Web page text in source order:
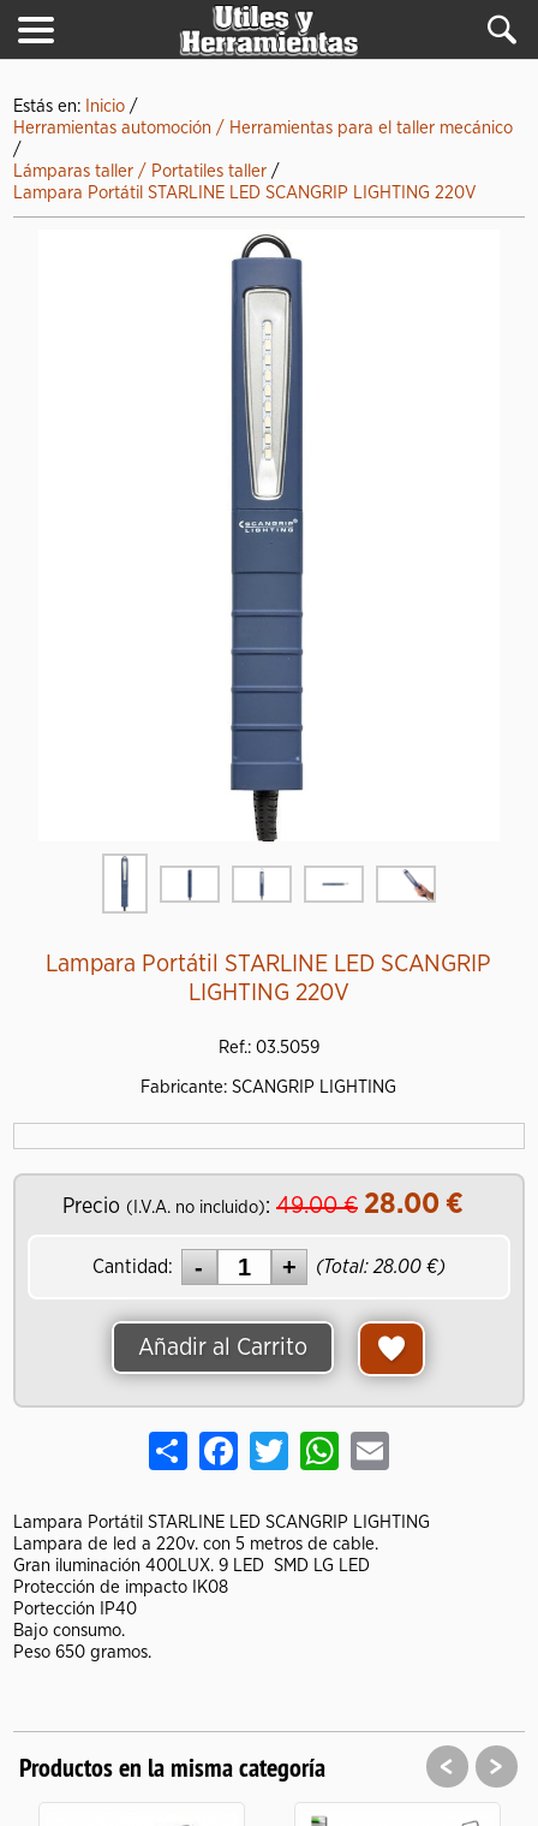
Estás en: Inicio /
Herramientas automoción / Herramientas para el taller mecánico
/
Lámparas taller / Portatiles taller /
Lampara Portátil STARLINE LED SCANGRIP LIGHTING 220V
Lampara Portátil STARLINE LED SCANGRIP
LIGHTING 220V
Ref.: 03.5059
Fabricante: SCANGRIP LIGHTING
Precio (I.V.A. no incluido): 49.00€ 28.00€
Cantidad: (Total: 28.00€)
Añadir al Carrito
Share FacebookTwitterWhatsApp
Email
Lampara Portátil STARLINE LED SCANGRIP LIGHTING
Lampara de led a 220v. con 5 metros de cable.
Gran iluminación 400LUX. 9 LED SMD LG LED
Protección de impacto
IK08
Portección IP40
Bajo consumo.
Peso 650 gramos.
Productos en la misma categoría < >